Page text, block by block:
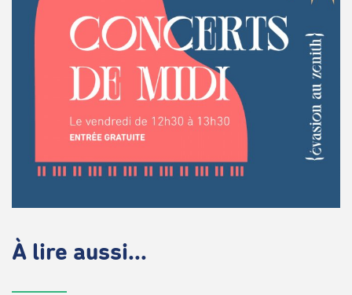
À lire aussi...